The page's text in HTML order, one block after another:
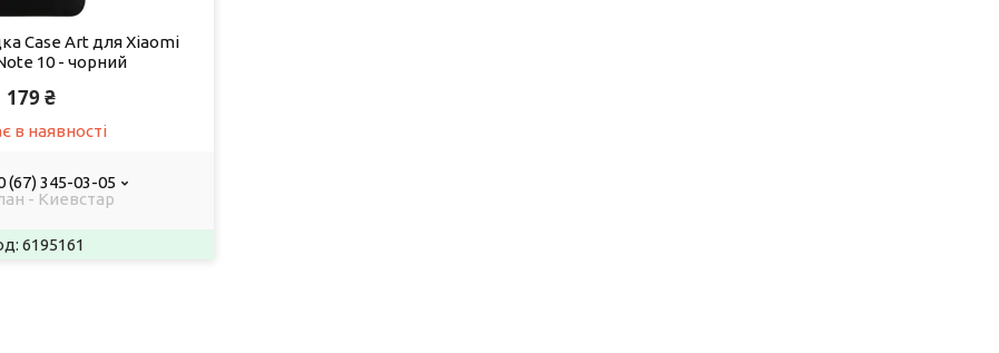
Case Art для Xiaomi
10 - чорний
179 ₴
в наявності
(67) 345-03-05
- Киевстар
6195161